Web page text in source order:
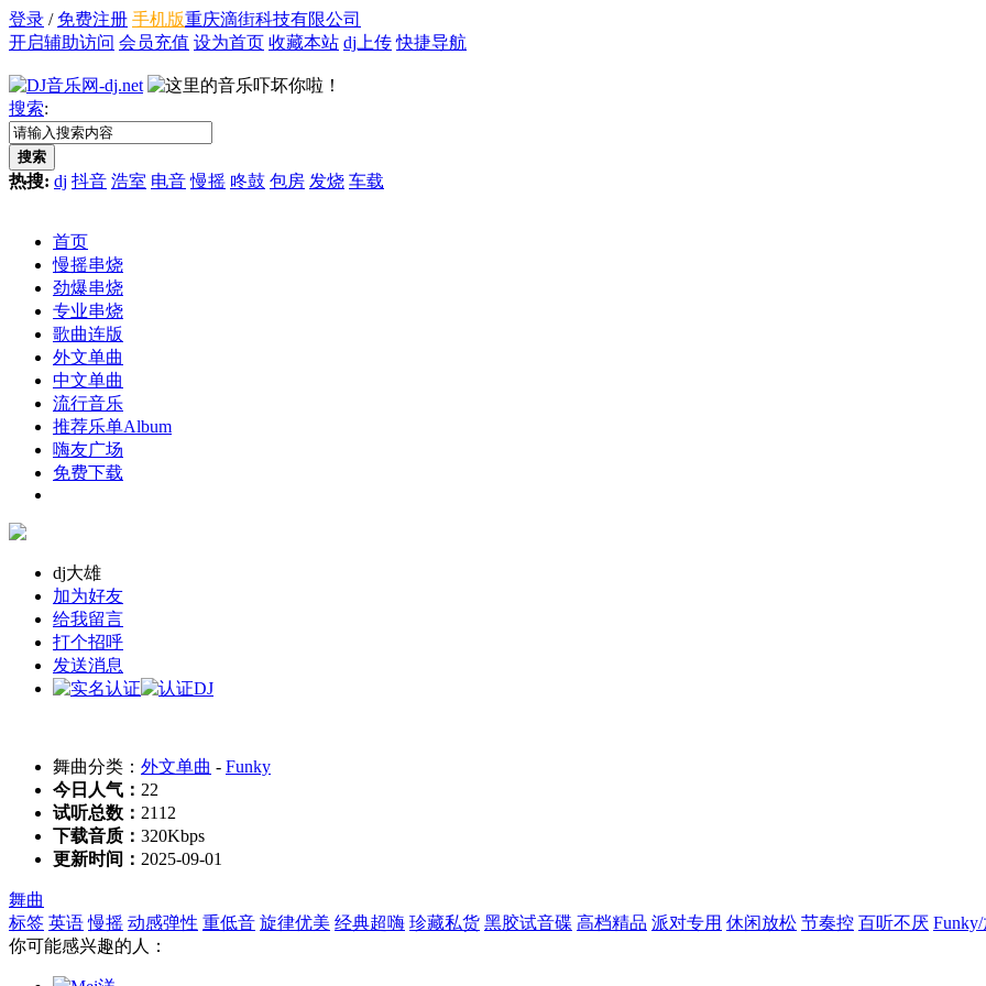
登录 / 免费注册 手机版重庆滴街科技有限公司
开启辅助访问 会员充值 设为首页 收藏本站 dj上传 快捷导航
搜索:
搜索
热搜: dj 抖音 浩室 电音 慢摇 咚鼓 包房 发烧 车载
首页
慢摇串烧
劲爆串烧
专业串烧
歌曲连版
外文单曲
中文单曲
流行音乐
推荐乐单Album
嗨友广场
免费下载
dj大雄
加为好友
给我留言
打个招呼
发送消息
舞曲分类： 外文单曲 - Funky
今日人气： 22
试听总数： 2112
下载音质： 320Kbps
更新时间： 2025-09-01
舞曲
标签 英语 慢摇 动感弹性 重低音 旋律优美 经典超嗨 珍藏私货 黑胶试音碟 高档精品 派对专用 休闲放松 节奏控 百听不厌
你可能感兴趣的人：